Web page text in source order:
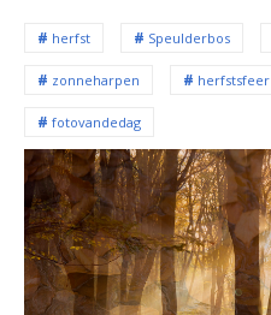
herfst Speulderbos
zonneharpen herfstsfeer
fotovandedag